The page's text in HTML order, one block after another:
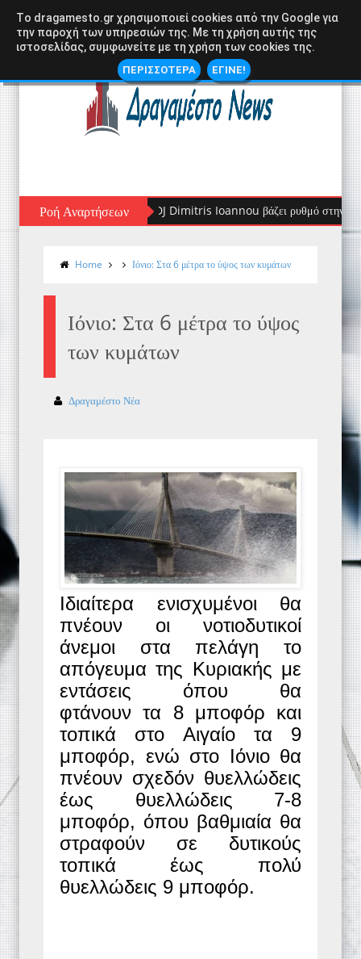
Ροή Αναρτήσεων
στο Calypso Seaside: Ο DJ Dimitris Ioannou βάζει ρυθμό στην Κυριακή
Home Ιόνιο: Στα 6 μέτρα το ύψος των κυμάτων
Ιόνιο: Στα 6 μέτρα το ύψος
των κυμάτων
Δραγαμέστο Νέα
Ιδιαίτερα ενισχυμένοι θα
πνέουν οι νοτιοδυτικοί
άνεμοι στα πελάγη το
απόγευμα της Κυριακής με
εντάσεις όπου θα
φτάνουν τα 8 μποφόρ και
τοπικά στο Αιγαίο τα 9
μποφόρ, ενώ στο Ιόνιο θα
πνέουν σχεδόν θυελλώδεις
έως θυελλώδεις 7-8
μποφόρ, όπου βαθμιαία θα
στραφούν σε δυτικούς
τοπικά έως πολύ
θυελλώδεις 9 μποφόρ.
Tο dragamesto.gr χρησιμοποιεί cookies από την Google για
την παροχή των υπηρεσιών της. Με τη χρήση αυτής της
ιστοσελίδας, συμφωνείτε με τη χρήση των cookies της.
ΠΕΡΙΣΣΟΤΕΡΑ ΕΓΙΝΕ!